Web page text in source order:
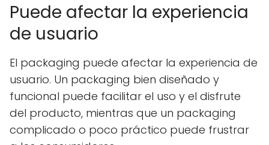
Puede afectar la experiencia
de usuario
El packaging puede afectar la experiencia de
usuario. Un packaging bien diseñado y
funcional puede facilitar el uso y el disfrute
del producto, mientras que un packaging
complicado o poco práctico puede frustrar